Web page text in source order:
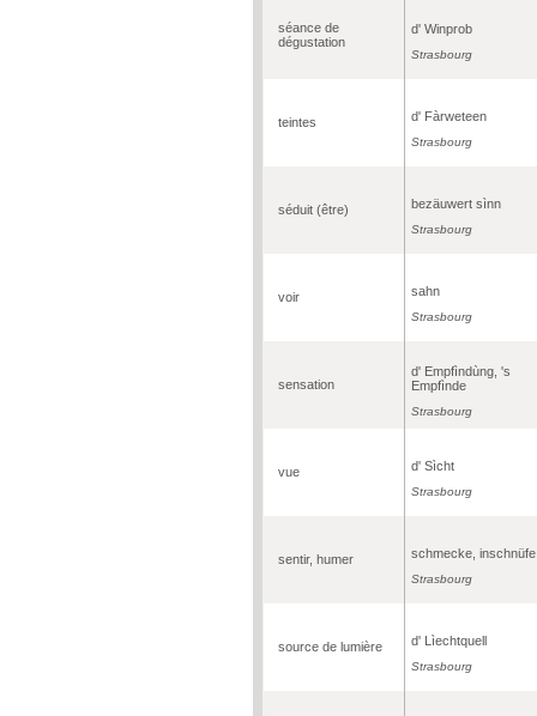
séance de
dégustation
d' Winprob
Strasbourg
teintes d' Fàrweteen
Strasbourg
séduit (être) bezäuwert sìnn
Strasbourg
voir sahn
Strasbourg
sensation
d' Empfìndùng, 's
Empfìnde
Strasbourg
vue d' Sìcht
Strasbourg
sentir, humer schmecke, inschnüfe
Strasbourg
source de lumière d' Lìechtquell
Strasbourg